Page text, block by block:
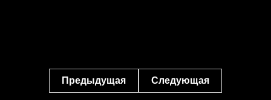
Предыдущая Следующая